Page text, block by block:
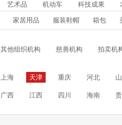
艺术品 机动车 科技成果
家居用品 服装鞋帽 箱包
其他组织机构 慈善机构 拍卖机
上海 天津 重庆 河北
广西 江西 四川 海南